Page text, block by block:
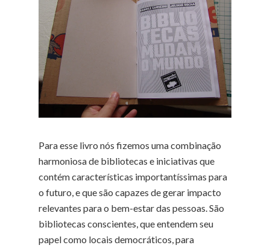
Para esse livro nós fizemos uma combinação
harmoniosa de bibliotecas e iniciativas que
contém características importantíssimas para
o futuro, e que são capazes de gerar impacto
relevantes para o bem-estar das pessoas. São
bibliotecas conscientes, que entendem seu
papel como locais democráticos, para